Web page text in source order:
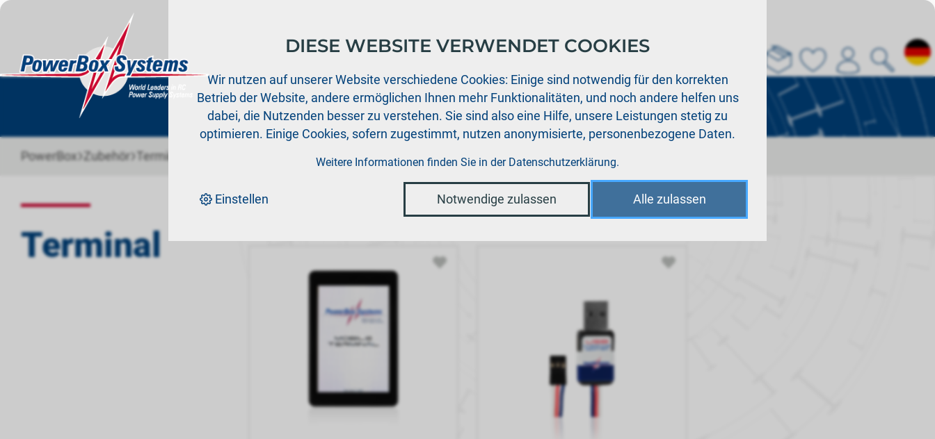
Produkte Support Aktuelles Händler Downloads Über uns
PowerBox›Zubehör› Terminal
Terminal
Art. Nr.|Bezeichnung|Preis/ Einheit
DIESE WEBSITE VERWENDET COOKIES
Wir nutzen auf unserer Website verschiedene Cookies: Einige sind notwendig für den korrekten
Betrieb der Website, andere ermöglichen Ihnen mehr Funktionalitäten, und noch andere helfen uns
dabei, die Nutzenden besser zu verstehen. Sie sind also eine Hilfe, unsere Leistungen stetig zu
optimieren. Einige Cookies, sofern zugestimmt, nutzen anonymisierte, personenbezogene Daten.
Weitere Informationen finden Sie in der Datenschutzerklärung.
Einstellen Notwendige zulassen Alle zulassen